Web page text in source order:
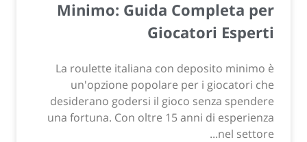
Minimo: Guida Completa per
Giocatori Esperti
La roulette italiana con deposito minimo è
un'opzione popolare per i giocatori che
desiderano godersi il gioco senza spendere
una fortuna. Con oltre 15 anni di esperienza
nel settore...